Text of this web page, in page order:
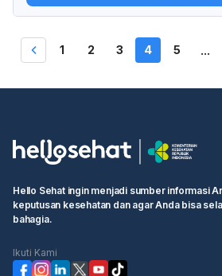
1 2 3 4 5 ...
Hello Sehat ingin menjadi sumber informasi
keputusan kesehatan dan agar Anda bisa
bahagia.
Ikuti Kami